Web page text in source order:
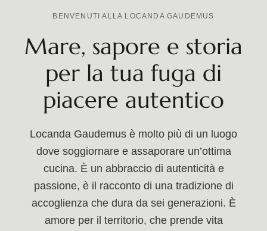
BENVENUTI ALLA LOCANDA GAUDEMUS
Mare, sapore e storia
per la tua fuga di
piacere autentico
Locanda Gaudemus è molto più di un luogo
dove soggiornare e assaporare un’ottima
cucina. È un abbraccio di autenticità e
passione, è il racconto di una tradizione di
accoglienza che dura da sei generazioni. È
amore per il territorio, che prende vita